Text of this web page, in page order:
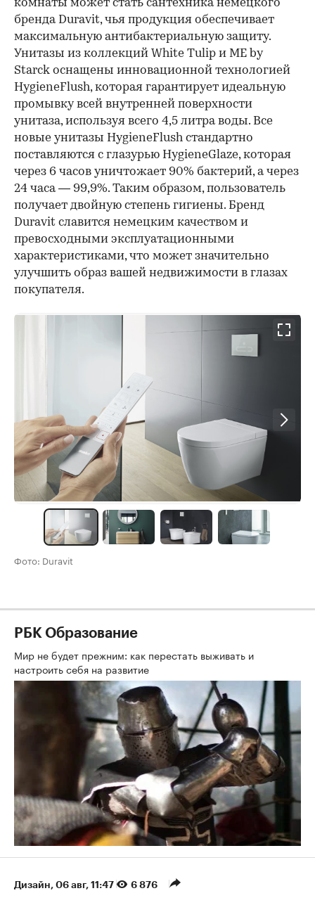
комнаты может стать сантехника немецкого
бренда Duravit, чья продукция обеспечивает
максимальную антибактериальную защиту.
Унитазы из коллекций White Tulip и ME by
Starck оснащены инновационной технологией
HygieneFlush, которая гарантирует идеальную
промывку всей внутренней поверхности
унитаза, используя всего 4,5 литра воды. Все
новые унитазы HygieneFlush стандартно
поставляются с глазурью HygieneGlaze, которая
через 6 часов уничтожает 90% бактерий, а через
24 часа — 99,9%. Таким образом, пользователь
получает двойную степень гигиены. Бренд
Duravit славится немецким качеством и
превосходными эксплуатационными
характеристиками, что может значительно
улучшить образ вашей недвижимости в глазах
покупателя.
Фото: Duravit
РБК Образование
Мир не будет прежним: как перестать выживать и
настроить себя на развитие
Дизайн 06 авг, 11:47 6 876